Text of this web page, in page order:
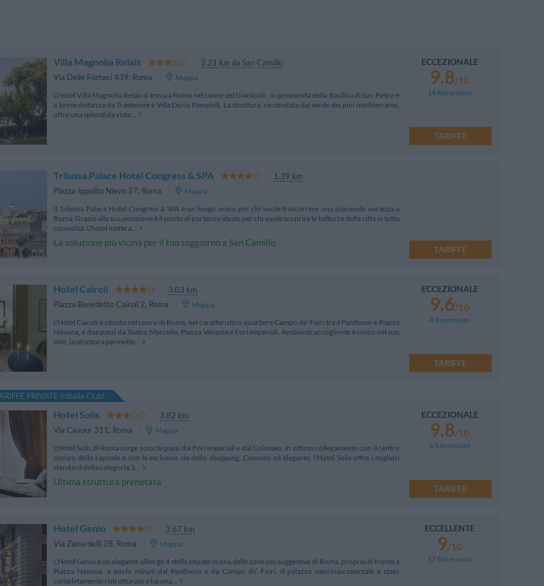
Villa Magnolia Relais
2.21 km da San Camillo
Via Delle Fornaci 439, Roma
Mappa
L'Hotel Villa Magnolia Relais si trova a Roma nel cuore del Gianicolo, in prossimità della Basilica di San Pietro e
a breve distanza da Trastevere e Villa Doria Pamphilj. La struttura, circondata dal verde dei pini mediterranei,
offre una splendida vista...
ECCEZIONALE
9.8/10
14 Recensioni
TARIFFE
Trilussa Palace Hotel Congress & SPA
1.39 km
Piazza Ippolito Nievo 27, Roma
Mappa
Il Trilussa Palace Hotel Congress & SPA è un luogo unico per chi vuole trascorrere una piacevole vacanza a
Roma. Grazie alla sua posizione è il punto di partenza ideale per chi vuole scoprire le bellezze della città in tutta
comodità. L’hotel mette a...
La soluzione più vicina per il tuo soggiorno a San Camillo
TARIFFE
Hotel Cairoli
3.03 km
Piazza Benedetto Cairoli 2, Roma
Mappa
L'Hotel Cairoli è situato nel cuore di Roma, nel caratteristico quartiere Campo de’ Fiori tra il Pantheon e Piazza
Navona, a due passi da Teatro Marcello, Piazza Venezia e Fori Imperiali. Ambiente accogliente e unico nel suo
stile, la struttura permette...
ECCEZIONALE
9.6/10
4 Recensioni
TARIFFE
PRIVATE InItalia Club!
Hotel Solis
3.82 km
Via Cavour 311, Roma
Mappa
L'Hotel Solis di Roma sorge a pochi passi dai Fori imperiali e dal Colosseo, in ottimo collegamento con il centro
storico della capitale e con le esclusive vie dello shopping. Comodo ed elegante, l'Hotel Solis offre i migliori
standard della categoria 3...
Ultima struttura prenotata
ECCEZIONALE
9.8/10
6 Recensioni
TARIFFE
Hotel Genio
3.67 km
Via Zanardelli 28, Roma
Mappa
L’Hotel Genio è un elegante albergo 4 stelle situato in una delle zone più suggestive di Roma, proprio di fronte a
Piazza Navona, a pochi minuti dal Pantheon e da Campo de’ Fiori. Il palazzo neorinascimentale è stato
completamente ristrutturato e ha una...
ECCELLENTE
9/10
17 Recensioni